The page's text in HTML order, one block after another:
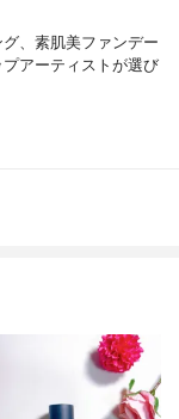
、素肌美ファンデー
アーティストが選び